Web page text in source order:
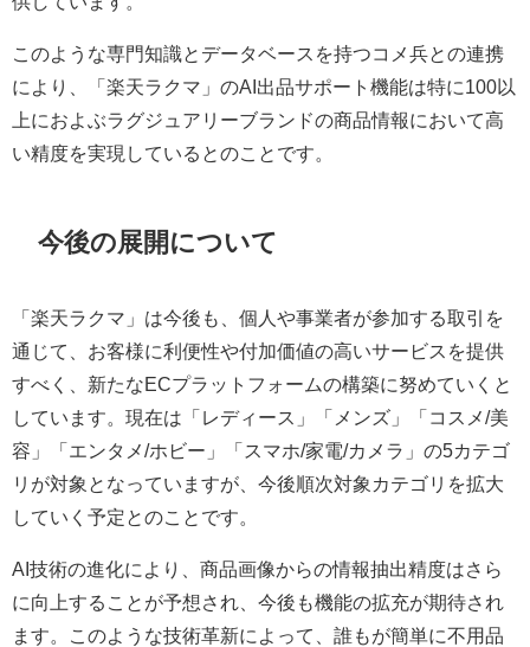
このような専門知識とデータベースを持つコメ兵との連携
により、「楽天ラクマ」のAI出品サポート機能は特に100以
上におよぶラグジュアリーブランドの商品情報において高
い精度を実現しているとのことです。
今後の展開について
「楽天ラクマ」は今後も、個人や事業者が参加する取引を
通じて、お客様に利便性や付加価値の高いサービスを提供
すべく、新たなECプラットフォームの構築に努めていくと
しています。現在は「レディース」「メンズ」「コスメ/美
容」「エンタメ/ホビー」「スマホ/家電/カメラ」の5カテゴ
リが対象となっていますが、今後順次対象カテゴリを拡大
していく予定とのことです。
AI技術の進化により、商品画像からの情報抽出精度はさら
に向上することが予想され、今後も機能の拡充が期待され
ます。このような技術革新によって、誰もが簡単に不用品